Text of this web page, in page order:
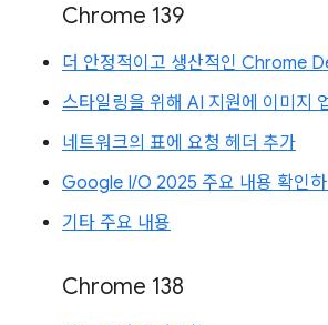
Chrome 139
더 안정적이고 생산적인 Chrome
스타일링을 위해 AI 지원에 이미지
네트워크의 표에 요청 헤더 추가
Google I/O 2025 주요 내용 확인하
기타 주요 내용
Chrome 138